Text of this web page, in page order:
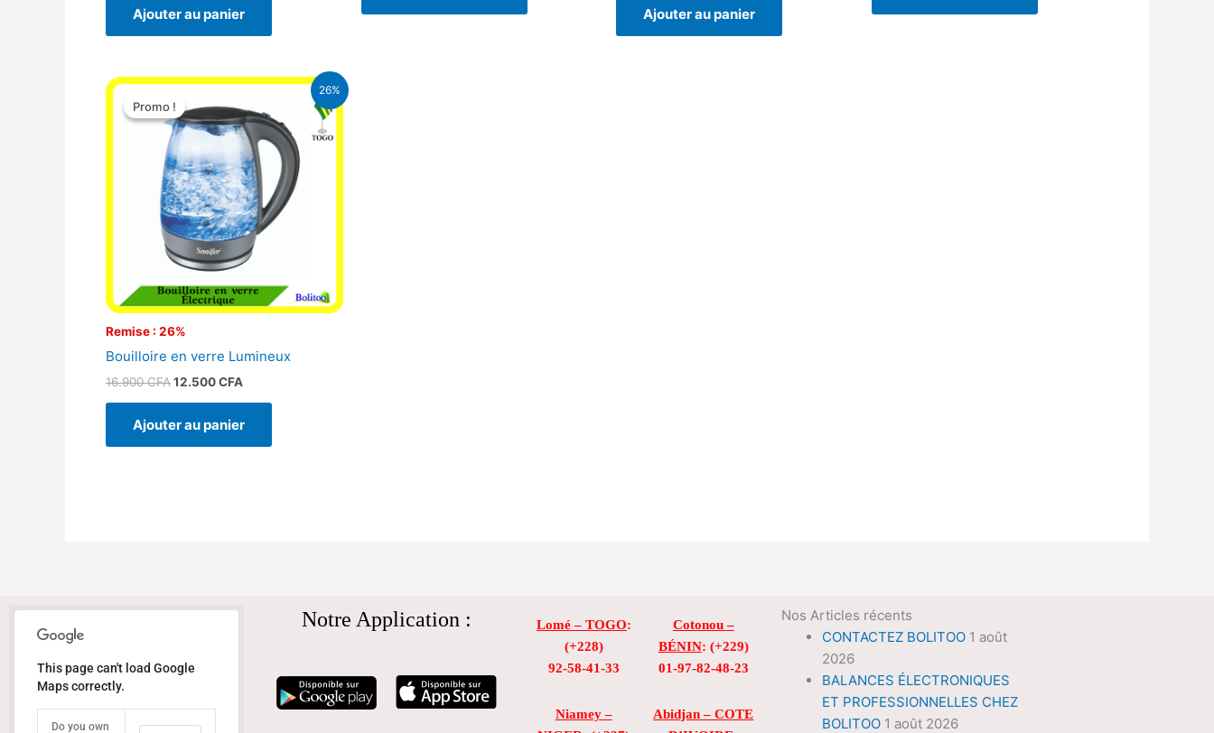
Ajouter au panier Ajouter au panier
26%
Promo !
Remise : 26%
Promo !
Bouilloire en verre Lumineux
16.900CFA
Le
initial
était :
16.900 CFA.
12.500CFA
Le
actuel
est :
12.500 CFA.
Ajouter au panier
This page can't load Google
Maps correctly.
Do you own
Notre Application : Lomé – TOGO:
(+228)
92-58-41-33
Niamey –
Cotonou –
BÉNIN: (+229)
01-97-82-48-23
Abidjan – COTE
Nos Articles récents
CONTACTEZ BOLITOO 1 août
2026
BALANCES ÉLECTRONIQUES
ET PROFESSIONNELLES CHEZ
BOLITOO 1 août 2026